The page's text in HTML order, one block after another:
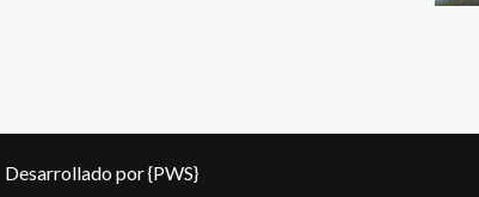
Desarrollado por{PWS}